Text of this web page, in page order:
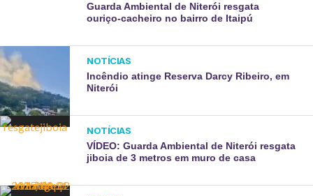
Guarda Ambiental de Niterói resgata
ouriço-cacheiro no bairro de Itaipú
NOTÍCIAS
Incêndio atinge Reserva Darcy Ribeiro, em
Niterói
NOTÍCIAS
VÍDEO: Guarda Ambiental de Niterói resgata
jiboia de 3 metros em muro de casa